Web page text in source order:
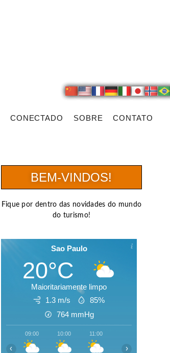
CONECTADO SOBRE CONTATO
BEM-VINDOS!
Fique por dentro das novidades do mundo
do turismo!
Sao Paulo
20°C
Maioritariamente limpo
1.3 m/s
85%
764 mmHg
09:00 10:00 11:00
‹ ›